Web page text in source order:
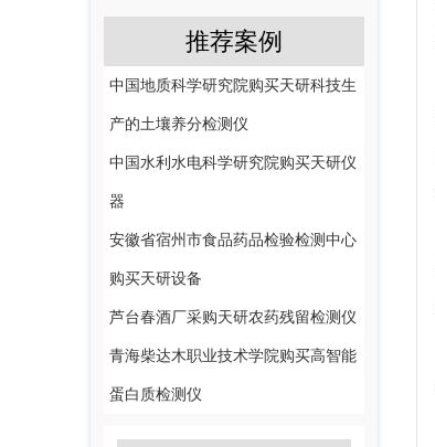
推荐案例
中国地质科学研究院购买天研科技生
产的土壤养分检测仪
中国水利水电科学研究院购买天研仪
器
安徽省宿州市食品药品检验检测中心
购买天研设备
芦台春酒厂采购天研农药残留检测仪
青海柴达木职业技术学院购买高智能
蛋白质检测仪